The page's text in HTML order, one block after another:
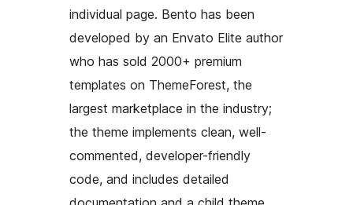
individual page. Bento has been
developed by an Envato Elite author
who has sold 2000+ premium
templates on ThemeForest, the
largest marketplace in the industry;
the theme implements clean, well-
commented, developer-friendly
code, and includes detailed